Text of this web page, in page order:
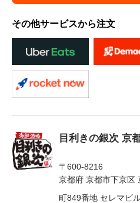
その他サービスから注文
目利きの銀次 京
〒600-8216
京都府 京都市下京区
町849番地 セレマビ